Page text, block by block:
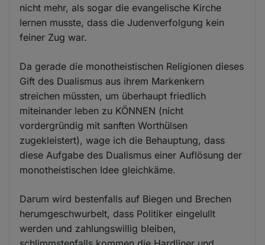
nicht mehr, als sogar die evangelische Kirche
lernen musste, dass die Judenverfolgung kein
feiner Zug war.
Da gerade die monotheistischen Religionen dieses
Gift des Dualismus aus ihrem Markenkern
streichen müssten, um überhaupt friedlich
miteinander leben zu KÖNNEN (nicht
vordergründig mit sanften Worthülsen
zugekleistert), wage ich die Behauptung, dass
diese Aufgabe des Dualismus einer Auflösung der
monotheistischen Idee gleichkäme.
Darum wird bestenfalls auf Biegen und Brechen
herumgeschwurbelt, dass Politiker eingelullt
werden und zahlungswillig bleiben,